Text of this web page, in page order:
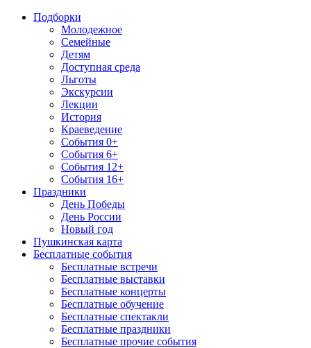
Подборки
Молодежное
Семейные
Детям
Доступная среда
Льготы
Экскурсии
Лекции
История
Краеведение
События 0+
События 6+
События 12+
События 16+
Праздники
День Победы
День России
Новый год
Пушкинская карта
Бесплатные события
Бесплатные встречи
Бесплатные выставки
Бесплатные концерты
Бесплатные обучение
Бесплатные спектакли
Бесплатные праздники
Бесплатные прочие события